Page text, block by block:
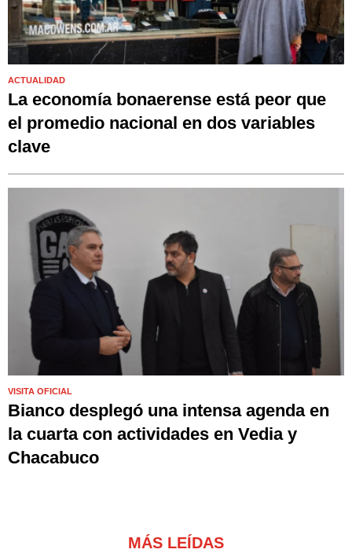
ACTUALIDAD
La economía bonaerense está peor que
el promedio nacional en dos variables
clave
VISITA OFICIAL
Bianco desplegó una intensa agenda en
la cuarta con actividades en Vedia y
Chacabuco
MÁS LEÍDAS